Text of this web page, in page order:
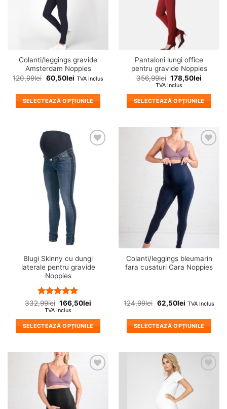
alese
în
pagina
produsului.
alese
pagina
produsului.
Colanti/leggings gravide
Amsterdam Noppies
120,99lei 60,50lei TVA Inclus
SELECTEAZĂ OPȚIUNILE
are
multe
variații.
Opțiunile
pot
fi
alese
în
pagina
produsului.
Pantaloni lungi office
pentru gravide Noppies
356,99lei 178,50lei
TVA Inclus
SELECTEAZĂ OPȚIUNILE
are
mai
multe
variații.
Opțiunile
alese
pagina
produsului.
Blugi Skinny cu dungi
laterale pentru gravide
Noppies
Evaluat la
din 5
332,99lei 166,50lei
TVA Inclus
SELECTEAZĂ OPȚIUNILE
are
mai
multe
variații.
Opțiunile
Adauga
Colanti/leggings bleumarin
fara cusaturi Cara Noppies
124,99lei 62,50lei TVA Inclus
SELECTEAZĂ OPȚIUNILE
are
mai
multe
variații.
Opțiunile
Adauga